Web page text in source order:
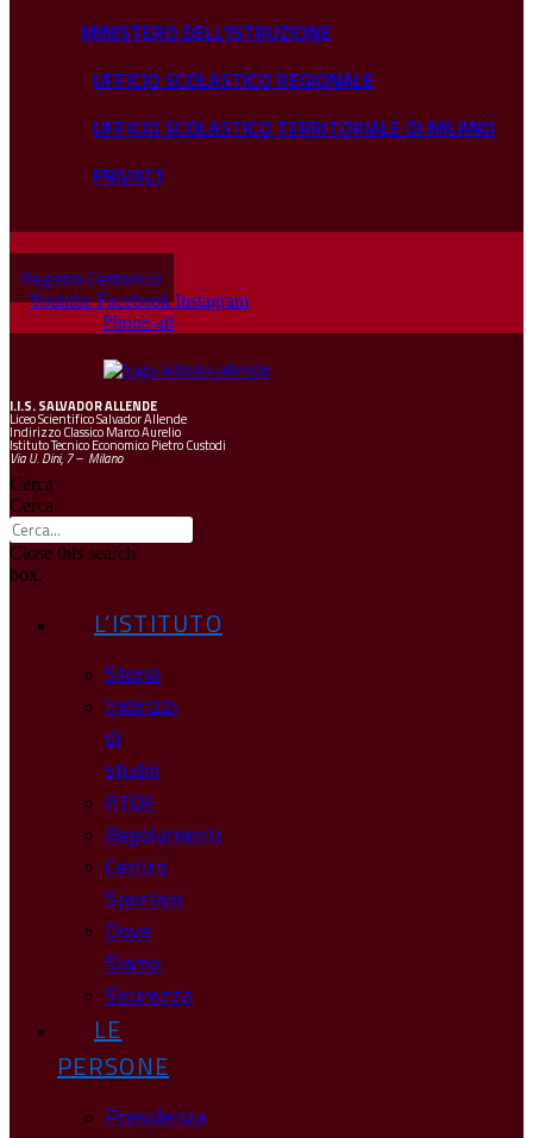
MINISTERO DELL'ISTRUZIONE
UFFICIO SCOLASTICO REGIONALE
UFFICIO SCOLASTICO TERRITORIALE DI MILANO
PRIVACY
Registro Elettronico
Youtube Facebook Instagram
Phone-alt
I.I.S.SALVADOR ALLENDE
Liceo Scientifico Salvador Allende
Indirizzo Classico Marco Aurelio
Istituto Tecnico Economico Pietro Custodi
Via U. Dini, 7 – Milano
Cerca
Cerca
Close this search
box.
L’ISTITUTO
Storia
Indirizzi
di
studio
PTOF
Regolamenti
Centro
Sportivo
Dove
Siamo
Sicurezza
LE
PERSONE
Presidenza